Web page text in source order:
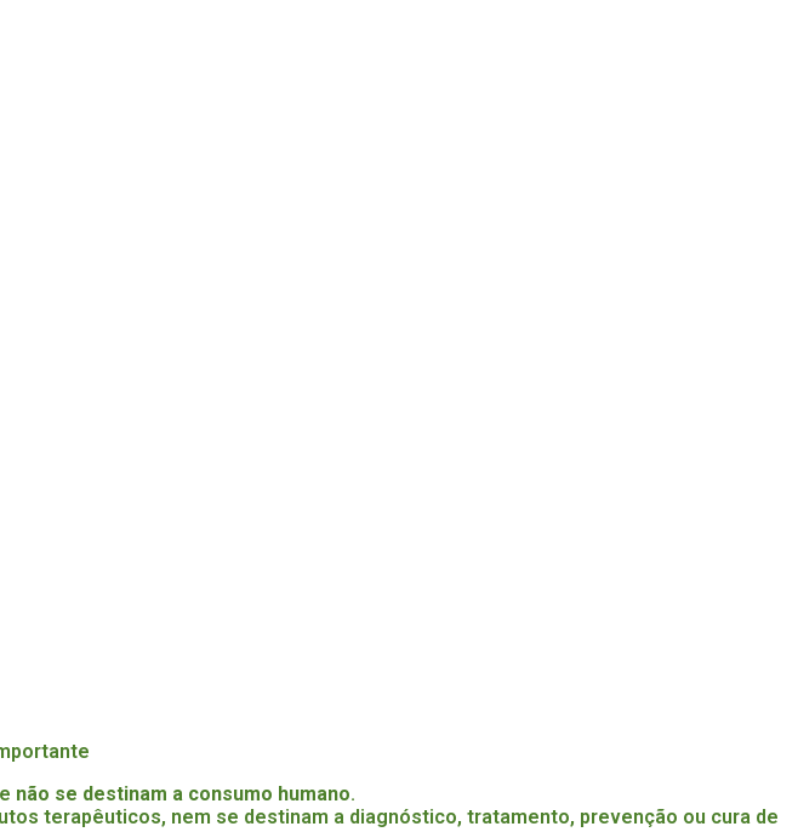
não se destinam a consumo humano.
terapêuticos, nem se destinam a diagnóstico, tratamento, prevenção ou cura de